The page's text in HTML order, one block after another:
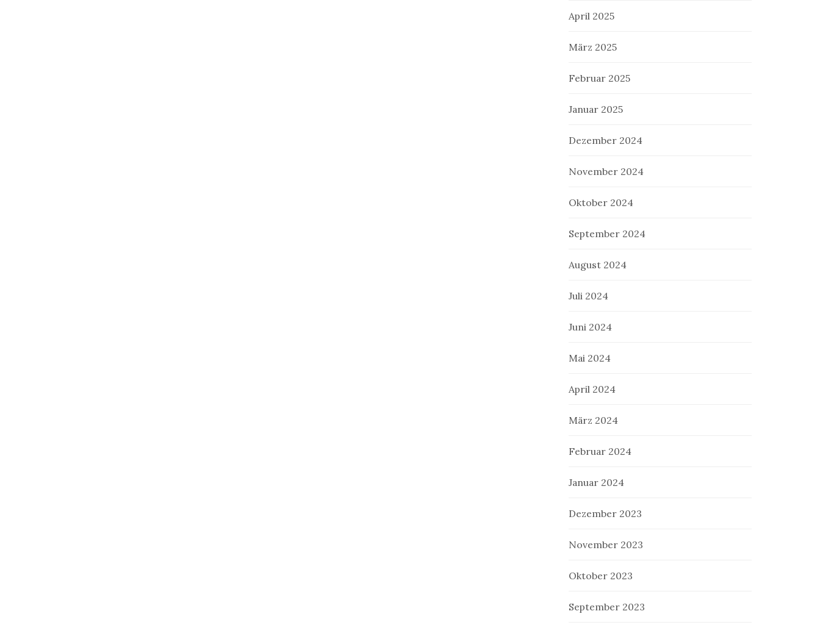
April 2025
März 2025
Februar 2025
Januar 2025
Dezember 2024
November 2024
Oktober 2024
September 2024
August 2024
Juli 2024
Juni 2024
Mai 2024
April 2024
März 2024
Februar 2024
Januar 2024
Dezember 2023
November 2023
Oktober 2023
September 2023